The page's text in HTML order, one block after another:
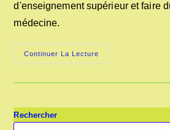
d'enseignement supérieur et faire
médecine.
Continuer La Lecture
EXAMENS
PARIS
Rechercher